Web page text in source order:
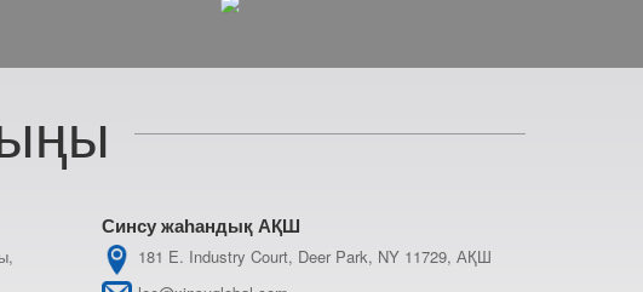
Синсу жаһандық АҚШ
181 E. Industry Court, Deer Park, NY 11729, АҚШ